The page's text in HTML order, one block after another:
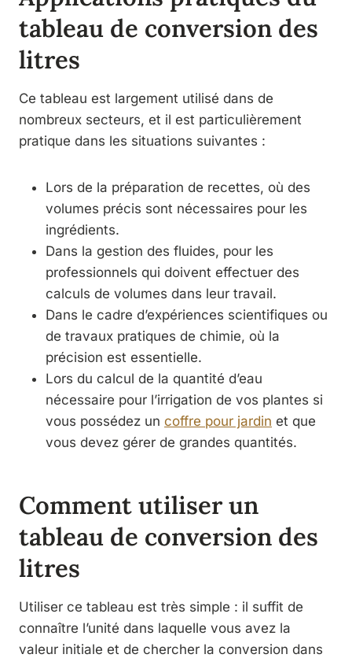
tableau de conversion des
litres
Ce tableau est largement utilisé dans de
nombreux secteurs, et il est particulièrement
pratique dans les situations suivantes :
Lors de la préparation de recettes, où des
volumes précis sont nécessaires pour les
ingrédients.
Dans la gestion des fluides, pour les
professionnels qui doivent effectuer des
calculs de volumes dans leur travail.
Dans le cadre d’expériences scientifiques ou
de travaux pratiques de chimie, où la
précision est essentielle.
Lors du calcul de la quantité d’eau
nécessaire pour l’irrigation de vos plantes si
vous possédez un coffre pour jardin et que
vous devez gérer de grandes quantités.
Comment utiliser un
tableau de conversion des
litres
Utiliser ce tableau est très simple : il suffit de
connaître l’unité dans laquelle vous avez la
valeur initiale et de chercher la conversion dans